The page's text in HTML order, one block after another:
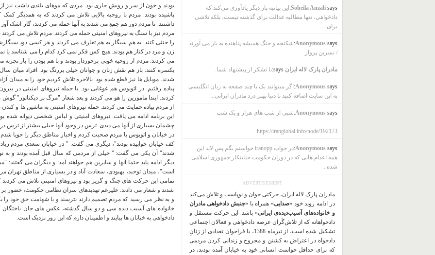
بودند و خون از سر و رویش جاری بود. مردی که موهای بلندی داشت
پاشیده بودند. مردم با روحیه بالایی تلاش می کردند که به همدیگر کمک
داشتند. تا مردم دور هم جمع می شدند به آنها حمله می کردند، گاز اشک
مردم نیز با سنگ به نیروهای امنیتی حمله می کردند. مردم تلاش می
را خنثی کنند. به هم سیگار به هم تعارف می کردند و هر کسی دود
زن و مرد در کنار هم بودند. هیچ کس فکر نمی کرد کدام را می شناسد
می کردند. مردم از روحیه خوبی برخوردار بودند و با هم بودن را باز
یکسره کنند. باز هم نقش زنان و جوانان خیلی پررنگ بود. افراد میان
شدند. موبایل ها نیز قطع شده بود. بالاخره تلاش کردیم خود را به میدان
پیاده رفتیم. در اتوبوس هم غوغایی بود. با حمله نیروهای امنیتی در
کردند. ابتدا مامورین را هو می کردند و بعد شعار "مرگ بر دیکتاتور"
از مردم پیاده حمایت می کردند. حمله نیروهای امنیتی به ماشین ها و
این برنامه ادامه می یافت. نیروهای امنیتی و لباس شخصی دیوانه شده
چشمان بسیاری از آنها می دیدی. ترس در وجود آنها خیلی بیشتر از ترس در
در خیابان و اتوبوس با مردم صحبت کردم و اخبار مناطق دیگر را جویا
کف خیابان خوابیده بودند"، دیگری می گفت: " در خیابان سعدی مردم
شدند" آن یکی می گفت: " خیلی از مردمی که سال قبل آمده بودند و به
دیگر ادامه یابد حتما آنها و سایرین هم خواهند آمد: و دیگران می
است"، میدان توحید، بهبودی، سعادت آباد و در بسیاری از مناطق تهران
تمامی این حرکت های جنگ و گریز بود و نیروهای امنیتی تلاش می
شدند و شعار می دادند. علیرغم تهدیدهای سران نظامی حکومت، حضور
و به نظر می رسید که مردم تصمیم دارند نترسند و با شهامت حق خود را
خانواده های آسیب دیده سی و دو سال گذشته، عکس های جان باختگان
دادخواهی به خیابان ها بیایند و اطمینان دارم که این روز نزدیک است.
Soheila Anzalisays:
این بیانیه بار دیگر یادآوری می‌کند که
دادخواهی، تنها مطالبه عدالت برای گذشته نیست، بلکه تلاشی
برای...
Anonymoussays:
شکنجه و جنگ همیشه پناهنده به بار می آورند
/ نسرین پرواز
مادران پارک لاله ایران says: با تشکر از پیشنهاد شما.
Anonymoussays:
اگر میتوانید یک یا چند صفحه به زبان انگلیسی
به این سایت اضافه کنید تا دنیا بهتر درد مادران ایرانی...
Anonymoussays: شبی از شب های هزار و یک شب
https://iranglobal.info/node/192173
Anonymoussays:
در جواب iranopp خواستم بگم پس لابد این
همه اعدام هایی که در دوران حکومت جنایتکار جمهوری اسلامی
شده...
ADVERTISEMENT
مادران پارک لاله ایران، حرکتی جوان و نوپاست و تلاش می‌کند
در ادامه روند خود «صدایی» همراه با «جنبش دادخواهی مادران
و خانواده‌های آسیب‌دیده‌ی ایرانی» باشد. این حرکت مستقل و
دادخواهانه که از تلاش‌گَران عرصه دادخواهی و فعالان اجتماعی
تشکیل شده است، از تیرماه 1388، با فراخوان تعدادی از زنانِ
دادخواه در اعتراض به کشتن و مجروح و زندانی کردن مردمی
که برای حداقل خواست انسانی خود به خیابان آمده بودند، در